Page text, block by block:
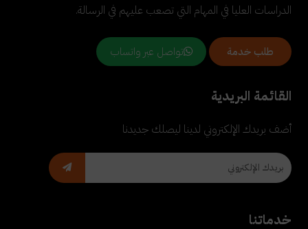
الدراسات العليا في المهام التي تصعب عليهم في الرسالة.
طلب خدمة تواصل عبر واتساب
القائمة البريدية
أضف بريدك الإلكتروني لدينا ليصلك جديدنا
خدماتنا